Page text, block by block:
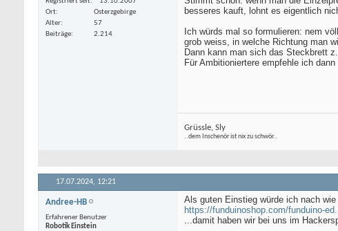
Ort
Osterzgebirge
Alter
57
Beiträge
2.214
besseres kauft, lohnt es eigentlich
Ich würds mal so formulieren: nem
grob weiss, in welche Richtung man
Dann kann man sich das Steckbrett
Für Ambitioniertere empfehle ich
Grüssle, Sly
..dem Inschenör ist nix zu schwör..
17.07.2024, 12:21
Andree-HB
Erfahrener Benutzer
Robotik Einstein
Als guten Einstieg würde ich nach
https://funduinoshop.com/funduino-
...damit haben wir bei uns im